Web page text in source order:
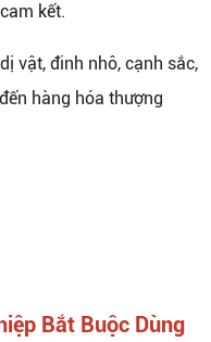
kết.
vật, đinh nhô, cạnh sắc,
hàng hóa thượng
Bắt Buộc Dùng